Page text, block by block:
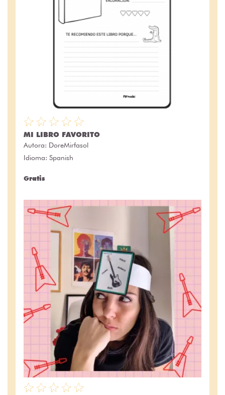
MI LIBRO FAVORITO
Autora: DoreMirfasol
Idioma: Spanish
Gratis